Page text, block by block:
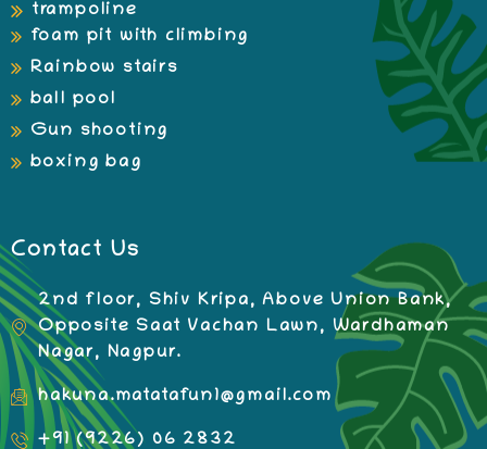
trampoline
foam pit with climbing
Rainbow stairs
ball pool
Gun shooting
boxing bag
Contact Us
2nd floor, Shiv Kripa, Above Union Bank,
Opposite Saat Vachan Lawn, Wardhaman
Nagar, Nagpur.
hakuna.matatafun1@gmail.com
+91 (9226) 06 2832